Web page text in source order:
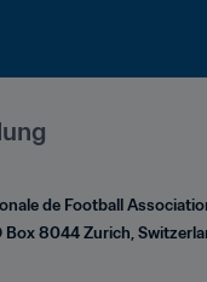
de Football
Box 8044 Zurich,